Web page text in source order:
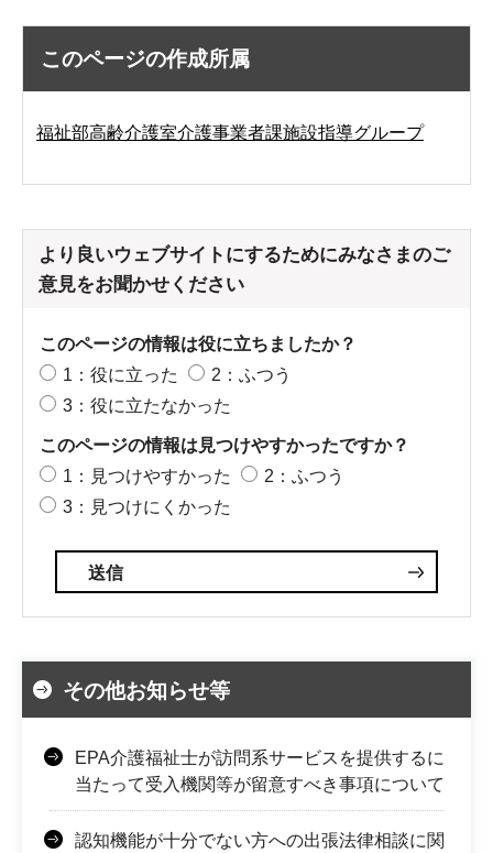
このページの作成所属
福祉部高齢介護室介護事業者課施設指導グループ
より良いウェブサイトにするためにみなさまのご
意見をお聞かせください
このページの情報は役に立ちましたか？
1：役に立った
2：ふつう
3：役に立たなかった
このページの情報は見つけやすかったですか？
1：見つけやすかった
2：ふつう
3：見つけにくかった
その他お知らせ等
EPA介護福祉士が訪問系サービスを提供するに
当たって受入機関等が留意すべき事項について
認知機能が十分でない方への出張法律相談に関